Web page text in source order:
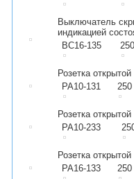
Выключатель
индикацией
ВС16-135
Розетка
РА10-131
Розетка
РА10-233
Розетка
РА16-133